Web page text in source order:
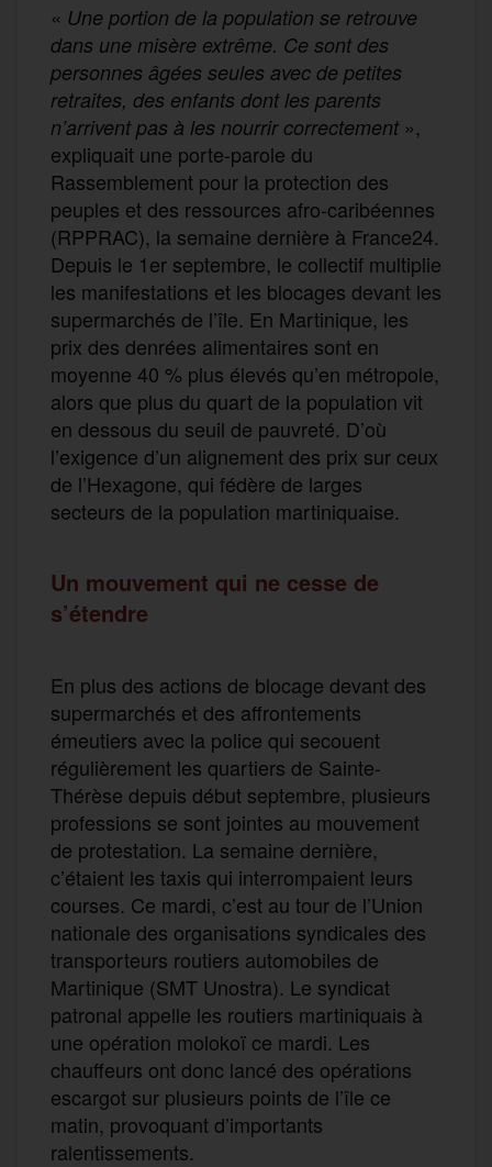
« Une portion de la population se retrouve
dans une misère extrême. Ce sont des
personnes âgées seules avec de petites
retraites, des enfants dont les parents
n’arrivent pas à les nourrir correctement»,
expliquait une porte-parole du
Rassemblement pour la protection des
peuples et des ressources afro-caribéennes
(RPPRAC), la semaine dernière à France24.
Depuis le 1er septembre, le collectif multiplie
les manifestations et les blocages devant les
supermarchés de l’île. En Martinique, les
prix des denrées alimentaires sont en
moyenne 40 % plus élevés qu’en métropole,
alors que plus du quart de la population vit
en dessous du seuil de pauvreté. D’où
l’exigence d’un alignement des prix sur ceux
de l’Hexagone, qui fédère de larges
secteurs de la population martiniquaise.
Un mouvement qui ne cesse de
s’étendre
En plus des actions de blocage devant des
supermarchés et des affrontements
émeutiers avec la police qui secouent
régulièrement les quartiers de Sainte-
Thérèse depuis début septembre, plusieurs
professions se sont jointes au mouvement
de protestation. La semaine dernière,
c’étaient les taxis qui interrompaient leurs
courses. Ce mardi, c’est au tour de l’Union
nationale des organisations syndicales des
transporteurs routiers automobiles de
Martinique (SMT Unostra). Le syndicat
patronal appelle les routiers martiniquais à
une opération molokoï ce mardi. Les
chauffeurs ont donc lancé des opérations
escargot sur plusieurs points de l’île ce
matin, provoquant d’importants
ralentissements.